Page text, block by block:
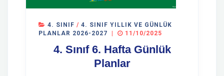
4. SINIF / 4. SINIF YILLIK VE GÜNLÜK
PLANLAR 2026-2027
11/10/2025
4. Sınıf 6. Hafta Günlük
Planlar